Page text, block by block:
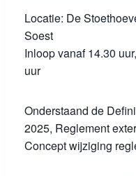
Locatie: De
Soest
Inloop vanaf 14.30
uur
Onderstaand de
2025, Reglement
Concept wijziging